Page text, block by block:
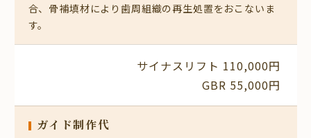
合、骨補填材により歯周組織の再生処置をおこないま
す。
サイナスリフト 110,000円
GBR 55,000円
ガイド制作代